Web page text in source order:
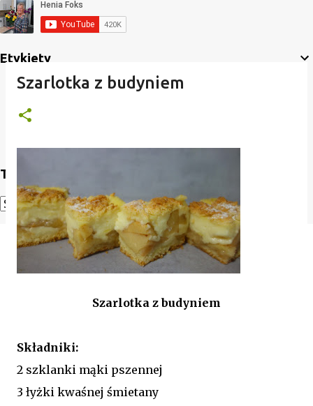
Etykiety
Translate
Powered by Translate
Szarlotka z budyniem
Szarlotka z budyniem
Składniki:
2 szklanki mąki pszennej
3 łyżki kwaśnej śmietany